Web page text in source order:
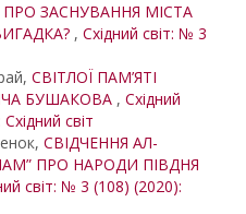
ЗАСНУВАННЯ МІСТА
, Східний світ: № 3
СВІТЛОЇ ПАМ’ЯТІ
БУШАКОВА , Східний
світ
СВІДЧЕННЯ АЛ-
ПРО НАРОДИ ПІВДНЯ
світ: № 3 (108) (2020):